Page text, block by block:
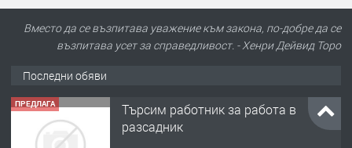
Вместо да се възпитава уважение към закона, по-добре да се
възпитава усет за справедливост. - Хенри Дейвид Торо
Последни обяви
ПРЕДЛАГА
Търсим работник за работа в
разсадник